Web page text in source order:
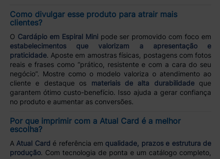
Como divulgar esse produto para atrair mais
clientes?
O Cardápio em Espiral Minipode ser promovido com foco em
estabelecimentos que valorizam a apresentação e
praticidade. Aposte em amostras físicas, postagens com fotos
reais e frases como “prático, resistente e com a cara do seu
negócio”. Mostre como o modelo valoriza o atendimento ao
cliente e destaque os materiais de alta durabilidadeque
garantem ótimo custo-benefício. Isso ajuda a gerar confiança
no produto e aumentar as conversões.
Por que imprimir com a Atual Card é a melhor
escolha?
A Atual Card é referência em qualidade, prazos e estrutura de
produção. Com tecnologia de ponta e um catálogo completo,